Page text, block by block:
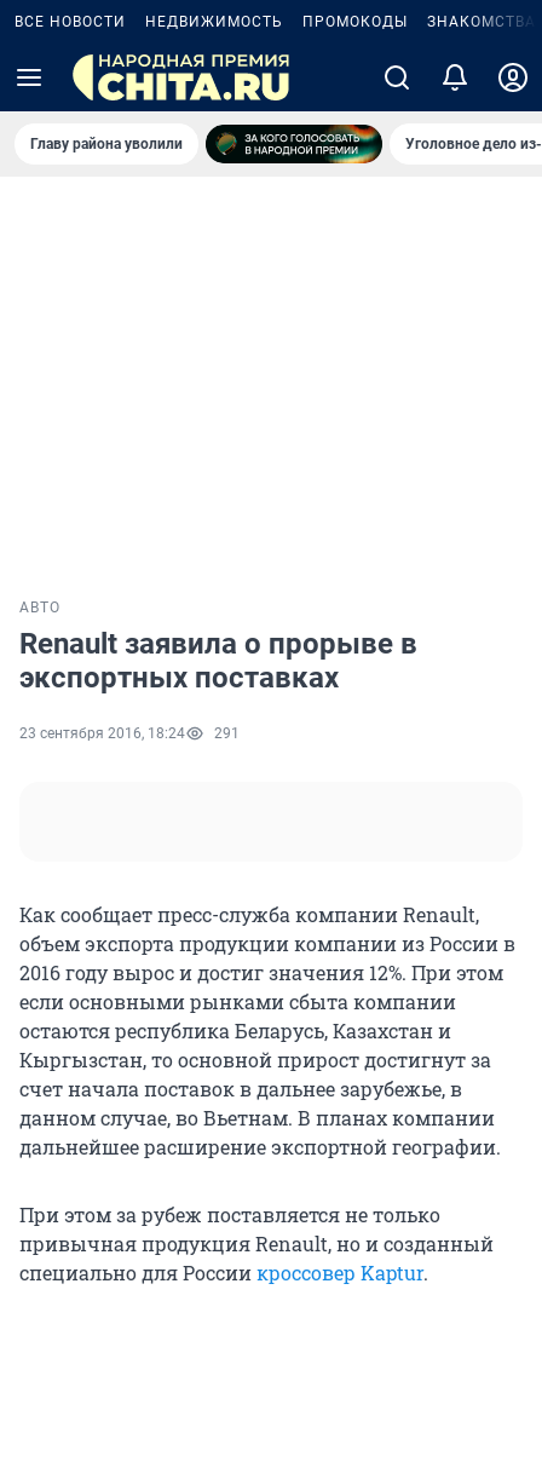
ВСЕ НОВОСТИ НЕДВИЖИМОСТЬ ПРОМОКОДЫ ЗНАКОМСТВА
Главу района уволили Уголовное дело
АВТО
Renault заявила о прорыве в
экспортных поставках
23 сентября 2016, 18:24 291
Как сообщает пресс-служба компании Renault,
объем экспорта продукции компании из России в
2016 году вырос и достиг значения 12%. При этом
если основными рынками сбыта компании
остаются республика Беларусь, Казахстан и
Кыргызстан, то основной прирост достигнут за
счет начала поставок в дальнее зарубежье, в
данном случае, во Вьетнам. В планах компании
дальнейшее расширение экспортной географии.
При этом за рубеж поставляется не только
привычная продукция Renault, но и созданный
специально для Россиикроссовер Kaptur.